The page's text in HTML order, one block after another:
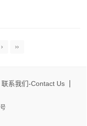
› ››
联系我们-Contact Us